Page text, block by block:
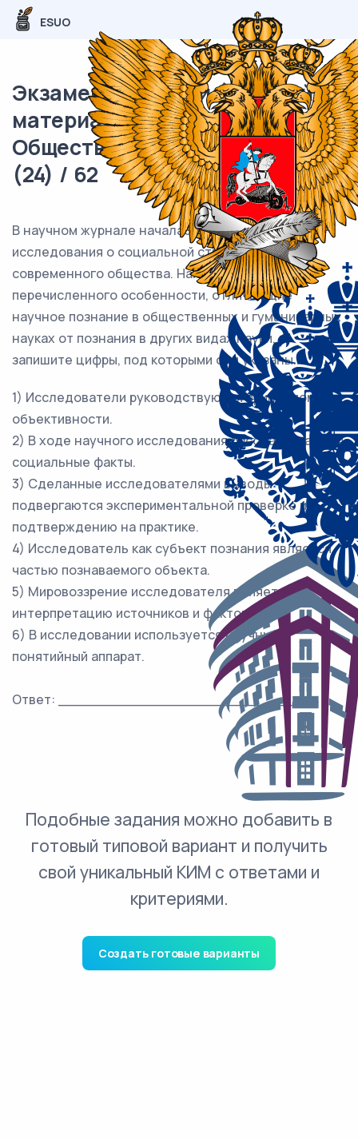
ESUO
Экзаменационный (типовой)
материал ЕГЭ /
Обществознание / 04 задание
(24) / 62
В научном журнале началась публикация
исследования о социальной структуре
современного общества. Найдите среди
перечисленного особенности, отличающие
научное познание в общественных и гуманитарных
науках от познания в других видах науки, и
запишите цифры, под которыми они указаны.
1) Исследователи руководствуются принципом
объективности.
2) В ходе научного исследования рассматриваются
социальные факты.
3) Сделанные исследователями выводы
подвергаются экспериментальной проверке и
подтверждению на практике.
4) Исследователь как субъект познания является
частью познаваемого объекта.
5) Мировоззрение исследователя влияет на
интерпретацию источников и фактов.
6) В исследовании используется научный
понятийный аппарат.
Ответ: ___________________________.
Подобные задания можно добавить в
готовый типовой вариант и получить
свой уникальный КИМ с ответами и
критериями.
Создать готовые варианты